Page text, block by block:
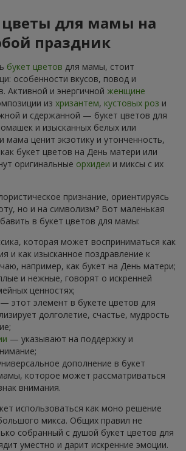
для мамы на
праздник
букет цветов для мамы, стоит
особенности вкусов, повод и
Активной и энергичной женщине
из хризантем, кустовых роз и
и сдержанной — букет цветов для
и изысканных белых или
мама ценит экзотику и утонченность,
букет цветов на День матери или
оригинальные орхидеи и миксы с их
признание, ориентируясь
но и на символизм? Вот маленькая
в букет цветов для мамы:
которая может восприниматься как
и как изысканное поздравление к
например, как букет на День матери;
и нежные, говорят о искренней
ценностях;
— этот элемент в букете цветов для
долголетие, счастье, мудрость
— указывают на поддержку и
дополнение в букет
которое может рассматриваться
внимания.
использоваться как моно решение
микса. Общих правил не
собранный с душой букет цветов для
уместно и дарит искренние эмоции.